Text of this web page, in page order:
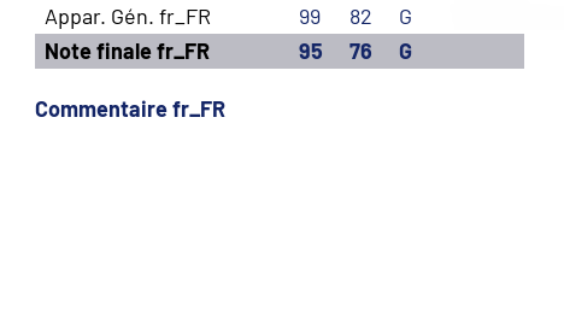
Appar. Gén. fr_FR
99 82
G
Note finale fr_FR
95 76 G
Commentaire fr_FR